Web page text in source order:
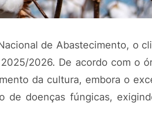
de Abastecimento, o
2026. De acordo com o
da cultura, embora o
de doenças fúngicas,